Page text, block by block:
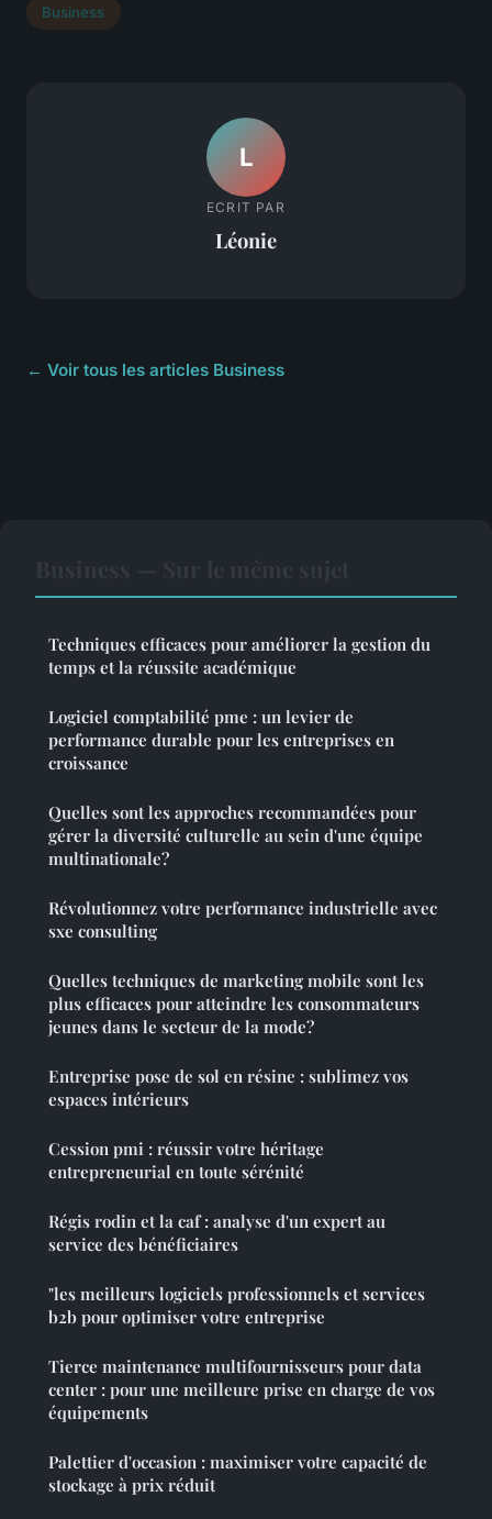
Business
L
ECRIT PAR
Léonie
← Voir tous les articles Business
Techniques efficaces pour améliorer la gestion du
temps et la réussite académique
Logiciel comptabilité pme : un levier de
performance durable pour les entreprises en
croissance
Quelles sont les approches recommandées pour
gérer la diversité culturelle au sein d'une équipe
multinationale?
Révolutionnez votre performance industrielle avec
sxe consulting
Quelles techniques de marketing mobile sont les
plus efficaces pour atteindre les consommateurs
jeunes dans le secteur de la mode?
Entreprise pose de sol en résine : sublimez vos
espaces intérieurs
Cession pmi : réussir votre héritage
entrepreneurial en toute sérénité
Régis rodin et la caf : analyse d'un expert au
service des bénéficiaires
"les meilleurs logiciels professionnels et services
b2b pour optimiser votre entreprise
Tierce maintenance multifournisseurs pour data
center : pour une meilleure prise en charge de vos
équipements
Palettier d'occasion : maximiser votre capacité de
stockage à prix réduit